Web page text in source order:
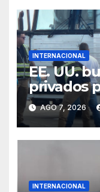
INTERNACIONAL
EE. UU.
privados
cobrar
AGO 7, 2026
INTERNACIONAL